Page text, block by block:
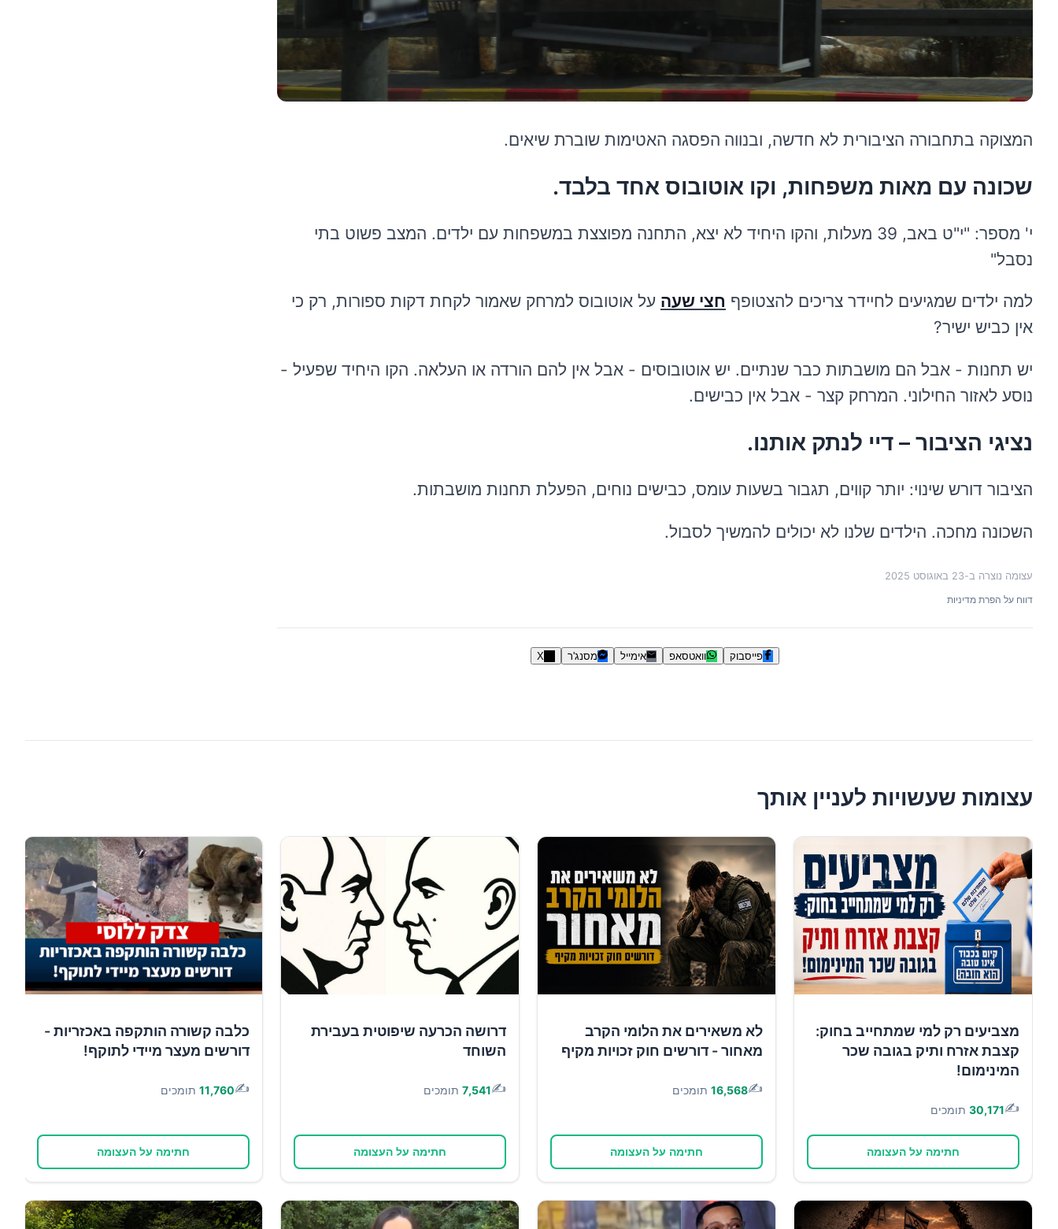
המצוקה בתחבורה הציבורית לא חדשה, ובנווה הפסגה האטימות שוברת שיאים.
שכונה עם מאות משפחות, וקו אוטובוס אחד בלבד.
י' מספר: "י"ט באב, 39 מעלות, והקו היחיד לא יצא, התחנה מפוצצת במשפחות עם ילדים. המצב פשוט בתי
נסבל"
למה ילדים שמגיעים לחיידר צריכים להצטופף חצי שעה על אוטובוס למרחק שאמור לקחת דקות ספורות, רק כי
אין כביש ישיר?
יש תחנות - אבל הם מושבתות כבר שנתיים. יש אוטובוסים - אבל אין להם הורדה או העלאה. הקו היחיד שפעיל -
נוסע לאזור החילוני. המרחק קצר - אבל אין כבישים.
נציגי הציבור – דיי לנתק אותנו.
הציבור דורש שינוי: יותר קווים, תגבור בשעות עומס, כבישים נוחים, הפעלת תחנות מושבתות.
השכונה מחכה. הילדים שלנו לא יכולים להמשיך לסבול.
עצומה נוצרה ב-23 באוגוסט 2025
דווח על הפרת מדיניות
פייסבוק וואטסאפ אימייל מסנג'ר X
עצומות שעשויות לעניין אותך
מצביעים רק למי שמתחייב בחוק:
קצבת אזרח ותיק בגובה שכר
המינימום!
✍️
30,171 תומכים
חתימה על העצומה
לא משאירים את הלומי הקרב
מאחור - דורשים חוק זכויות מקיף
✍️
16,568 תומכים
חתימה על העצומה
דרושה הכרעה שיפוטית בעבירת
השוחד
✍️
7,541 תומכים
חתימה על העצומה
כלבה קשורה הותקפה באכזריות -
דורשים מעצר מיידי לתוקף!
✍️
11,760 תומכים
חתימה על העצומה